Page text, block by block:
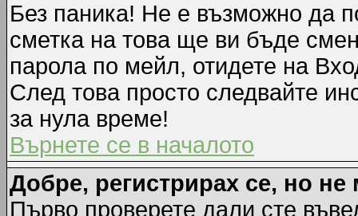
Без паника! Не е възможно да
сметка на това ще ви бъде
парола по мейл, отидете на
След това просто следвайте
за нула време!
Върнете се в началото
Добре, регистрирах се, но не
Първо проверете дали сте